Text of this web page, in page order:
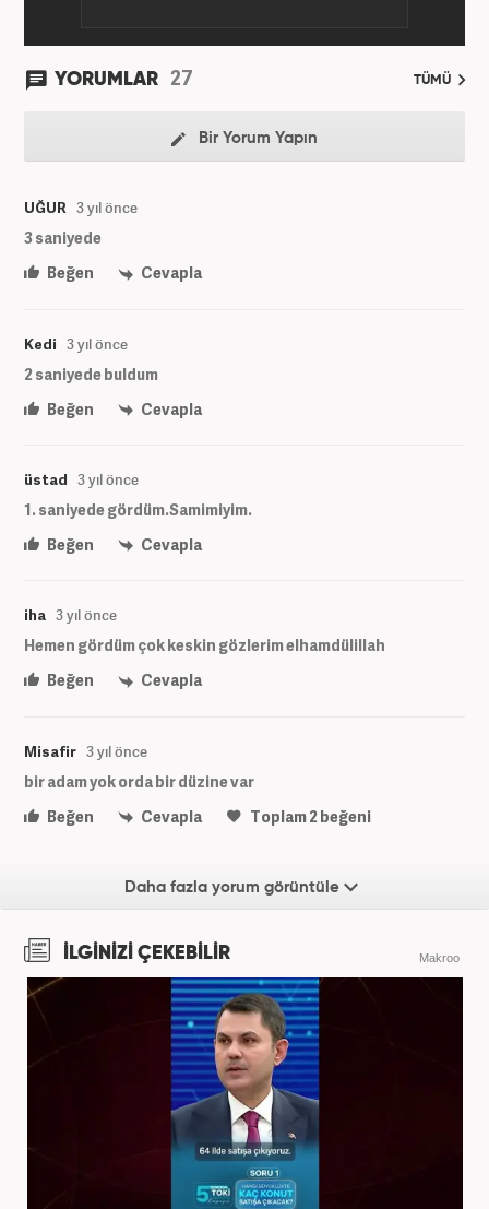
YORUMLAR 27 TÜMÜ
Bir Yorum Yapın
UĞUR 3 yıl önce
3 saniyede
Beğen
Cevapla
Kedi 3 yıl önce
2 saniyede buldum
Beğen
Cevapla
üstad 3 yıl önce
1. saniyede gördüm.Samimiyim.
Beğen
Cevapla
iha 3 yıl önce
Hemen gördüm çok keskin gözlerim elhamdülillah
Beğen
Cevapla
Misafir 3 yıl önce
bir adam yok orda bir düzine var
Beğen
Cevapla Toplam2 beğeni
Daha fazla yorum görüntüle
İLGİNİZİ ÇEKEBİLİR Makroo